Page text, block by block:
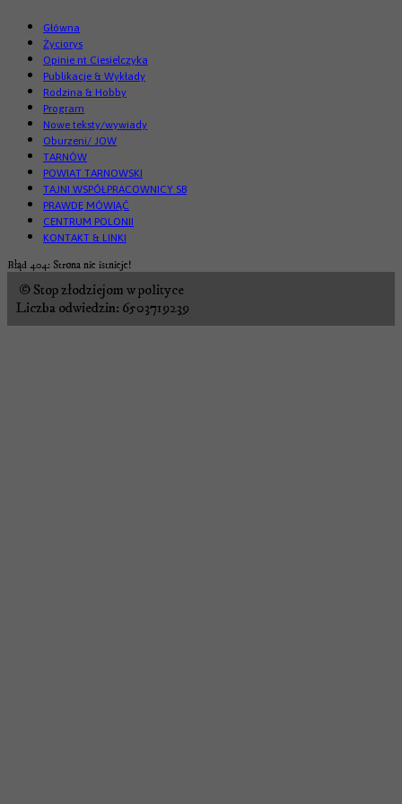
Główna
Życiorys
Opinie nt Ciesielczyka
Publikacje & Wykłady
Rodzina & Hobby
Program
Nowe teksty/wywiady
Oburzeni/ JOW
TARNÓW
POWIAT TARNOWSKI
TAJNI WSPÓŁPRACOWNICY SB
PRAWDĘ MÓWIĄĆ
CENTRUM POLONII
KONTAKT & LINKI
Błąd 404: Strona nie istnieje!
© Stop złodziejom w polityce
Liczba odwiedzin: 6503719239